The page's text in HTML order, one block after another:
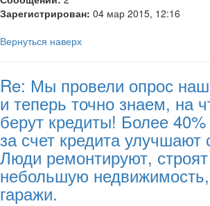
Зарегистрирован: 04 мар 2015, 12:16
Вернуться наверх
Re: Мы провели опрос
и теперь точно знаем, на
берут кредиты! Более
за счет кредита улучшают
Люди ремонтируют,
небольшую
гаражи.